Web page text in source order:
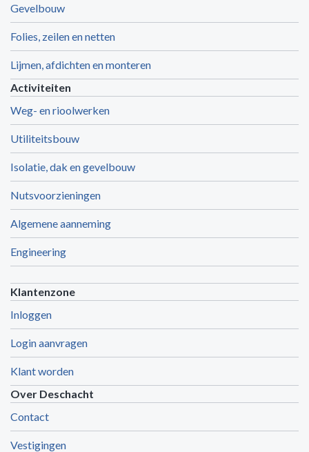
Gevelbouw
Folies, zeilen en netten
Lijmen, afdichten en monteren
Activiteiten
Weg- en rioolwerken
Utiliteitsbouw
Isolatie, dak en gevelbouw
Nutsvoorzieningen
Algemene aanneming
Engineering
Klantenzone
Inloggen
Login aanvragen
Klant worden
Over Deschacht
Contact
Vestigingen